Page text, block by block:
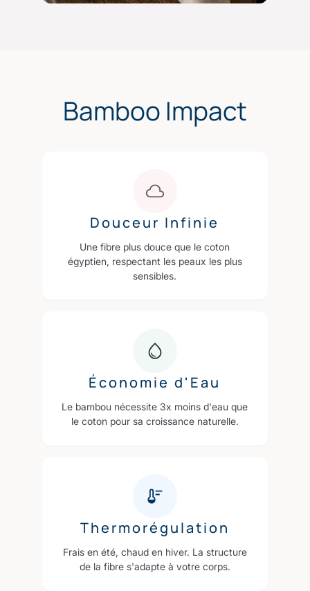
Bamboo Impact
Douceur Infinie
Une fibre plus douce que le coton
égyptien, respectant les peaux les plus
sensibles.
Économie d'Eau
Le bambou nécessite 3x moins d'eau que
le coton pour sa croissance naturelle.
Thermorégulation
Frais en été, chaud en hiver. La structure
de la fibre s'adapte à votre corps.